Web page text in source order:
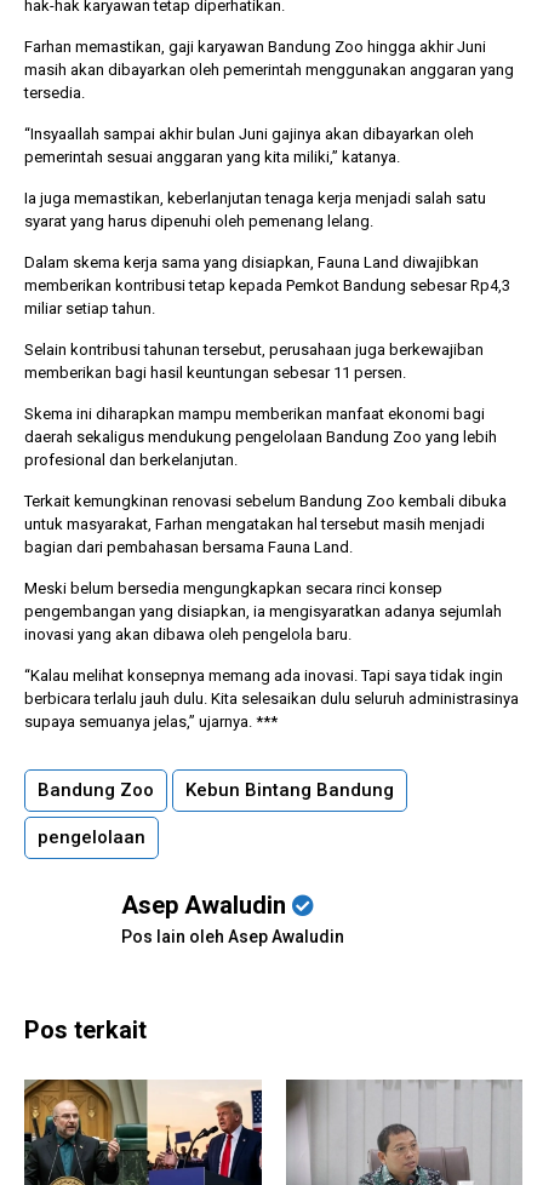
hak-hak karyawan tetap diperhatikan.
Farhan memastikan, gaji karyawan Bandung Zoo hingga akhir Juni
masih akan dibayarkan oleh pemerintah menggunakan anggaran yang
tersedia.
“Insyaallah sampai akhir bulan Juni gajinya akan dibayarkan oleh
pemerintah sesuai anggaran yang kita miliki,” katanya.
Ia juga memastikan, keberlanjutan tenaga kerja menjadi salah satu
syarat yang harus dipenuhi oleh pemenang lelang.
Dalam skema kerja sama yang disiapkan, Fauna Land diwajibkan
memberikan kontribusi tetap kepada Pemkot Bandung sebesar Rp4,3
miliar setiap tahun.
Selain kontribusi tahunan tersebut, perusahaan juga berkewajiban
memberikan bagi hasil keuntungan sebesar 11 persen.
Skema ini diharapkan mampu memberikan manfaat ekonomi bagi
daerah sekaligus mendukung pengelolaan Bandung Zoo yang lebih
profesional dan berkelanjutan.
Terkait kemungkinan renovasi sebelum Bandung Zoo kembali dibuka
untuk masyarakat, Farhan mengatakan hal tersebut masih menjadi
bagian dari pembahasan bersama Fauna Land.
Meski belum bersedia mengungkapkan secara rinci konsep
pengembangan yang disiapkan, ia mengisyaratkan adanya sejumlah
inovasi yang akan dibawa oleh pengelola baru.
“Kalau melihat konsepnya memang ada inovasi. Tapi saya tidak ingin
berbicara terlalu jauh dulu. Kita selesaikan dulu seluruh administrasinya
supaya semuanya jelas,” ujarnya. ***
Bandung Zoo Kebun Bintang Bandung
pengelolaan
Asep Awaludin
Pos lain oleh Asep Awaludin
Pos terkait